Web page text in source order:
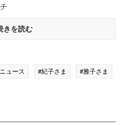
きを読む
ュース #紀子さま
#雅子さま